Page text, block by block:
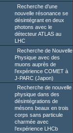
Recherche d’une
nouvelle résonance se
désintégrant en deux
photons avec le
détecteur ATLAS au
LHC
Recherche de Nouvelle
Physique avec des
muons auprès de
l’expérience COMET à
J-PARC (Japon)
Recherche de nouvelle
physique dans des
désintégrations de
mésons beaux en trois
corps sans particule
charmée avec
l’expérience LHCb